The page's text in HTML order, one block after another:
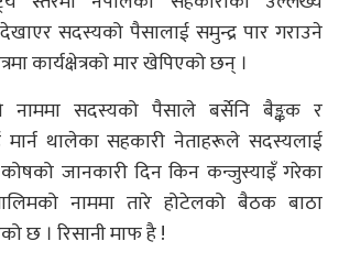
सदस्यको पैसालाई समुन्द्र पार गराउने
कार्यक्षेत्रको मार खेपिएको छन् ।
नाममा सदस्यको पैसाले बर्सेनि बैङ्कक र
मार्न थालेका सहकारी नेताहरूले सदस्यलाई
कोषको जानकारी दिन किन कन्जुस्याइँ गरेका
नाममा तारे होटेलको बैठक बाठा
छ । रिसानी माफ है !